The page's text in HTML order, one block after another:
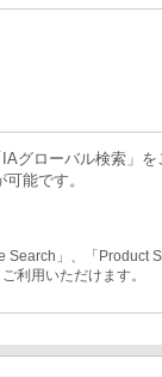
グローバル検索」
能です。
Search」、「Product
利用いただけます。